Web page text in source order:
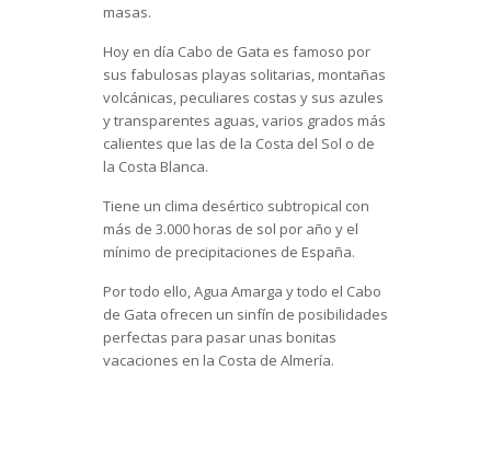
masas.
Hoy en día Cabo de Gata es famoso por
sus fabulosas playas solitarias, montañas
volcánicas, peculiares costas y sus azules
y transparentes aguas, varios grados más
calientes que las de la Costa del Sol o de
la Costa Blanca.
Tiene un clima desértico subtropical con
más de 3.000 horas de sol por año y el
mínimo de precipitaciones de España.
Por todo ello, Agua Amarga y todo el Cabo
de Gata ofrecen un sinfín de posibilidades
perfectas para pasar unas bonitas
vacaciones en la Costa de Almería.